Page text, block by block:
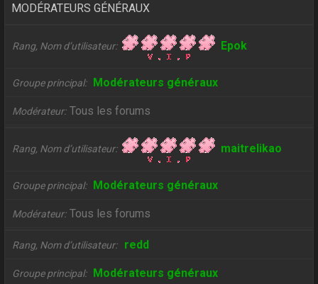
MODÉRATEURS GÉNÉRAUX
Rang, Nom d’utilisateur Epok
Groupe principal Modérateurs généraux
Modérateur Tous les forums
Rang, Nom d’utilisateur maitrelikao
Groupe principal Modérateurs généraux
Modérateur Tous les forums
Rang, Nom d’utilisateur redd
Groupe principal Modérateurs généraux